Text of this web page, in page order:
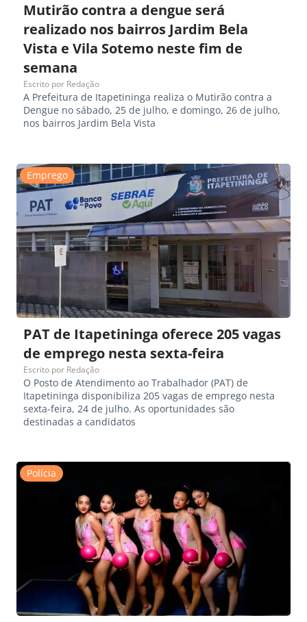
Mutirão contra a dengue será
realizado nos bairros Jardim Bela
Vista e Vila Sotemo neste fim de
semana
Escrito por Redação
A Prefeitura de Itapetininga realiza o Mutirão contra a
Dengue no sábado, 25 de julho, e domingo, 26 de julho,
nos bairros Jardim Bela Vista
Emprego
PAT de Itapetininga oferece 205 vagas
de emprego nesta sexta-feira
Escrito por Redação
O Posto de Atendimento ao Trabalhador (PAT) de
Itapetininga disponibiliza 205 vagas de emprego nesta
sexta-feira, 24 de julho. As oportunidades são
destinadas a candidatos
Polícia